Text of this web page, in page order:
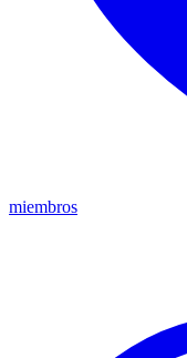
miembros